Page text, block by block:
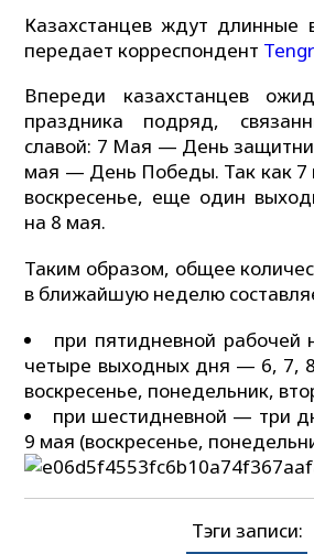
Казахстанцев ждут длинные
передает корреспондент
Впереди казахстанцев
праздника подряд,
славой: 7 Мая — День
мая — День Победы. Так как 7
воскресенье, еще один
на 8 мая.
Таким образом, общее
в ближайшую неделю
при пятидневной рабочей
четыре выходных дня — 6, 7,
воскресенье, понедельник,
при шестидневной — три
9 мая (воскресенье,
Тэги записи: